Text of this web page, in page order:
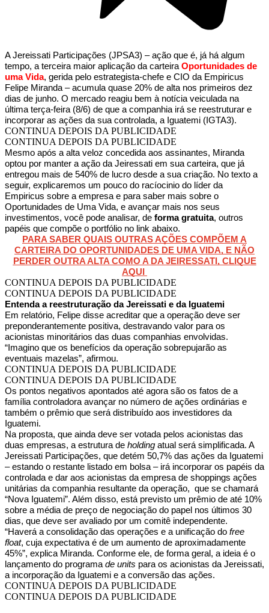
A Jereissati Participações (JPSA3) – ação que é, já há algum
tempo, a terceira maior aplicação da carteira Oportunidades de
uma Vida, gerida pelo estrategista-chefe e CIO da Empiricus
Felipe Miranda – acumula quase 20% de alta nos primeiros dez
dias de junho. O mercado reagiu bem à notícia veiculada na
última terça-feira (8/6) de que a companhia irá se reestruturar e
incorporar as ações da sua controlada, a Iguatemi (IGTA3).
CONTINUA DEPOIS DA PUBLICIDADE
CONTINUA DEPOIS DA PUBLICIDADE
Mesmo após a alta veloz concedida aos assinantes, Miranda
optou por manter a ação da Jeiressati em sua carteira, que já
entregou mais de 540% de lucro desde a sua criação. No texto a
seguir, explicaremos um pouco do racíocinio do líder da
Empiricus sobre a empresa e para saber mais sobre o
Oportunidades de Uma Vida, e avançar mais nos seus
investimentos, você pode analisar, de forma gratuita, outros
papéis que compõe o portfólio no link abaixo.
PARA SABER QUAIS OUTRAS AÇÕES COMPÕEM A
CARTEIRA DO OPORTUNIDADES DE UMA VIDA, E NÃO
PERDER OUTRA ALTA COMO A DA JEIRESSATI, CLIQUE
AQUI
CONTINUA DEPOIS DA PUBLICIDADE
CONTINUA DEPOIS DA PUBLICIDADE
Entenda a reestruturação da Jereissati e da Iguatemi
Em relatório, Felipe disse acreditar que a operação deve ser
preponderantemente positiva, destravando valor para os
acionistas minoritários das duas companhias envolvidas.
“Imagino que os benefícios da operação sobrepujarão as
eventuais mazelas”, afirmou.
CONTINUA DEPOIS DA PUBLICIDADE
CONTINUA DEPOIS DA PUBLICIDADE
Os pontos negativos apontados até agora são os fatos de a
família controladora avançar no número de ações ordinárias e
também o prêmio que será distribuído aos investidores da
Iguatemi.
Na proposta, que ainda deve ser votada pelos acionistas das
duas empresas, a estrutura de holding atual será simplificada. A
Jereissati Participações, que detém 50,7% das ações da Iguatemi
– estando o restante listado em bolsa – irá incorporar os papéis da
controlada e dar aos acionistas da empresa de shoppings ações
unitárias da companhia resultante da operação, que se chamará
“Nova Iguatemi”. Além disso, está previsto um prêmio de até 10%
sobre a média de preço de negociação do papel nos últimos 30
dias, que deve ser avaliado por um comitê independente.
“Haverá a consolidação das operações e a unificação do free
float, cuja expectativa é de um aumento de aproximadamente
45%”, explica Miranda. Conforme ele, de forma geral, a ideia é o
lançamento do programa de units para os acionistas da Jereissati,
a incorporação da Iguatemi e a conversão das ações.
CONTINUA DEPOIS DA PUBLICIDADE
CONTINUA DEPOIS DA PUBLICIDADE